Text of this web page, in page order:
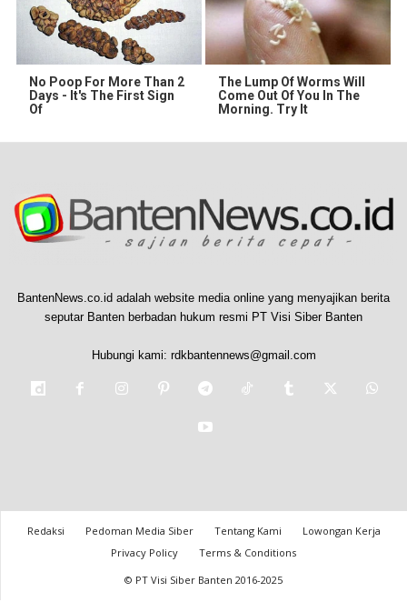
No Poop For More Than 2
Days - It's The First Sign
Of
The Lump Of Worms Will
Come Out Of You In The
Morning. Try It
BantenNews.co.id adalah website media online yang menyajikan berita
seputar Banten berbadan hukum resmi PT Visi Siber Banten
Hubungi kami: rdkbantennews@gmail.com
Redaksi Pedoman Media Siber Tentang Kami
Lowongan Kerja
Privacy Policy
Terms & Conditions
© PT Visi Siber Banten 2016-2025